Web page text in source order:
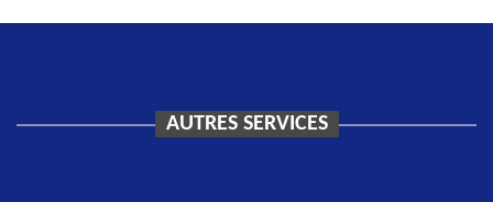
AUTRES SERVICES